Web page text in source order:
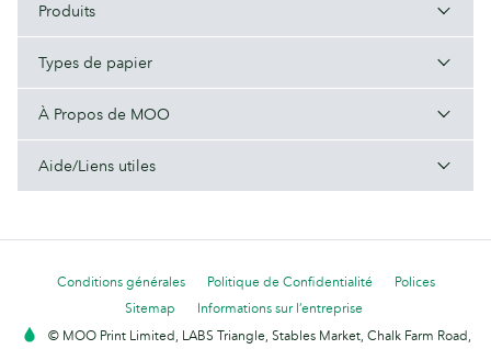
Produits
Types de papier
À Propos de MOO
Aide/Liens utiles
Conditions générales Politique de Confidentialité
Polices
Sitemap
Informations sur l’entreprise
© MOO Print Limited, LABS Triangle, Stables Market, Chalk Farm Road,